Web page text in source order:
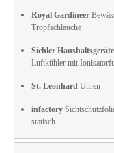
Royal Gardineer
Tropfschläuche
Sichler Haushaltsgeräte
Luftkühler mit
St. Leonhard Uhren
infactory
statisch